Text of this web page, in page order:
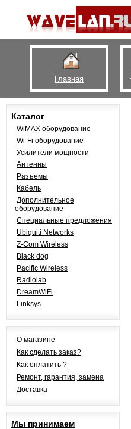
Главная
Каталог
WiMAX оборудование
Wi-Fi оборудование
Усилители мощности
Антенны
Разъемы
Кабель
Дополнительное
оборудование
Специальные предложения
Ubiquiti Networks
Z-Com Wireless
Black dog
Pacific Wireless
Radiolab
DreamWiFi
Linksys
О магазине
Как сделать заказ?
Как оплатить ?
Ремонт, гарантия, замена
Доставка
Мы принимаем